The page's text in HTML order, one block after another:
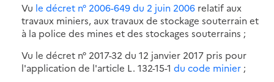
Vu le décret n° 2006-649 du 2 juin 2006 relatif aux
travaux miniers, aux travaux de stockage souterrain et
à la police des mines et des stockages souterrains ;
Vu le décret n° 2017-32 du 12 janvier 2017 pris pour
l'application de l'article L. 132-15-1 du code minier ;